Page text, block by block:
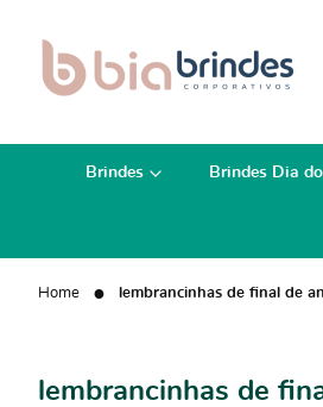
Brindes Brindes Dia
Home lembrancinhas de final de
lembrancinhas de